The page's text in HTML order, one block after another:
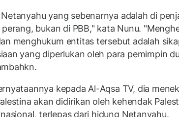
yang sebenarnya adalah di
bukan di PBB," kata Nunu.
menghukum entitas tersebut adalah
yang diperlukan oleh para pemimpin
kepada Al-Aqsa TV, dia
akan didirikan oleh kehendak
terlepas dari hidung Netanyahu.